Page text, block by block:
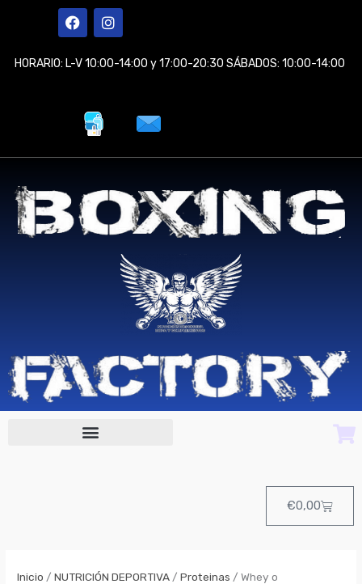
F
a
e
b
I
n
t
a
HORARIO: L-V 10:00-14:00 y 17:00-20:30 SÁBADOS: 10:00-14:00
€0,00Cart
Inicio /NUTRICIÓN DEPORTIVA /Proteinas / Whey o